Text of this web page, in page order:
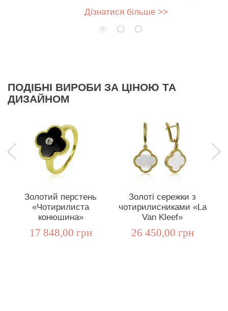
Дізнатися більше >>
ПОДІБНІ ВИРОБИ ЗА ЦІНОЮ ТА
ДИЗАЙНОМ
Золотий перстень
«Чотирилиста
конюшина»
17 848,00 грн
Золоті сережки з
чотирилисниками «La
Van Kleef»
26 450,00 грн